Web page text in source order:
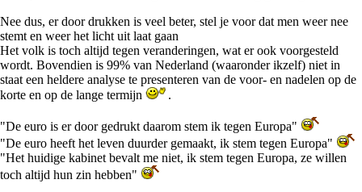
Nee dus, er door drukken is veel beter, stel je voor dat men weer nee
stemt en weer het licht uit laat gaan
Het volk is toch altijd tegen veranderingen, wat er ook voorgesteld
wordt. Bovendien is 99% van Nederland (waaronder ikzelf) niet in
staat een heldere analyse te presenteren van de voor- en nadelen op de
korte en op de lange termijn
.
"De euro is er door gedrukt daarom stem ik tegen Europa"
"De euro heeft het leven duurder gemaakt, ik stem tegen Europa"
"Het huidige kabinet bevalt me niet, ik stem tegen Europa, ze willen
toch altijd hun zin hebben"